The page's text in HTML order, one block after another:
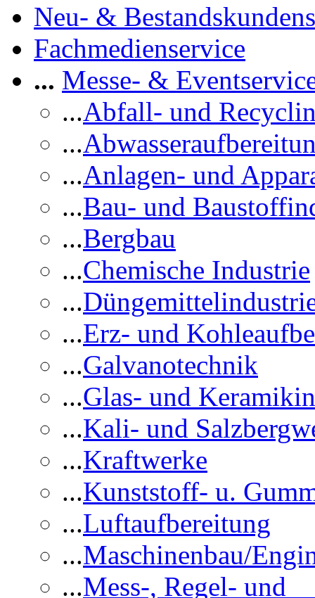
Neu- &
Fachmedienservice
... Messe- &
...Abfall- und
...
...Anlagen- und
...Bau- und
...Bergbau
...Chemische Industrie
...
...Erz- und
...Galvanotechnik
...Glas- und
...Kali- und
...Kraftwerke
...Kunststoff- u.
...Luftaufbereitung
...Maschinenbau/
...Mess-, Regel- und